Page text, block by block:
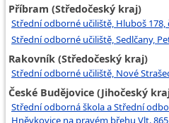
Příbram (Středočeský kraj)
Střední odborné učiliště, Hluboš 178,
Střední odborné učiliště, Sedlčany,
Rakovník (Středočeský kraj)
Střední odborné učiliště, Nové
České Budějovice (Jihočeský
Střední odborná škola a Střední
Hněvkovice na pravém břehu Vlt.